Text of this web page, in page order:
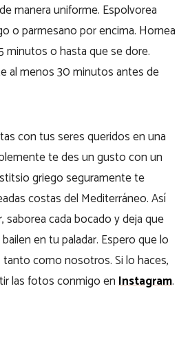
manera uniforme. Espolvorea
o parmesano por encima. Hornea
minutos o hasta que se dore.
al menos 30 minutos antes de
con tus seres queridos en una
te des un gusto con un
griego seguramente te
costas del Mediterráneo. Así
cada bocado y deja que
en tu paladar. Espero que lo
como nosotros. Si lo haces,
las fotos conmigo enInstagram.